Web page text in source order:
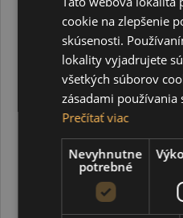
Drevené korálky prírodné
cookie na zlepšenie
skúsenosti.
lokality vyjadrujete
všetkých súborov
zásadami používania
Prečítať viac
Nevyhnutne
potrebné